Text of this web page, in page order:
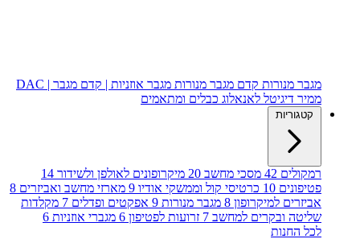
מגבר מנורות קדם מגבר מנורות מגבר אוזניות | קדם מגבר | DAC
ממיר דיגיטל לאנאלוג כבלים ומתאמים
קטגוריות
רמקולים 42 מסכי מחשב 20 מיקרופונים לאולפן ולשידור 14
פטיפונים 10 כרטיסי קול וממשקי אודיו 9 מארזי מחשב ואביזרים 8
אביזרים למיקרופון 8 מגבר מנורות 9 אפקטים ופדלים 7 מקלדות
שליטה ובקרים למחשב 7 זרועות לפטיפון 6 מגברי אוזניות 6
לכל החנות